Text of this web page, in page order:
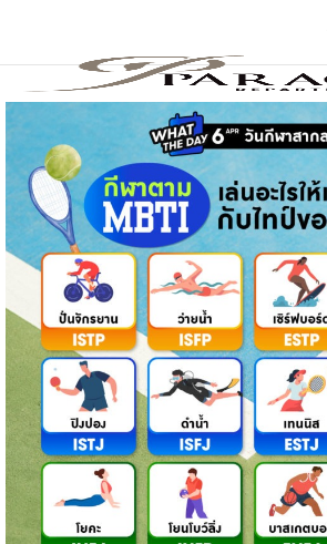
ยัง
เนื้อหา